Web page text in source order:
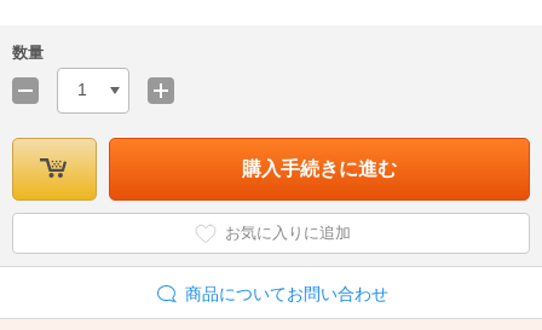
数量
1
購入手続きに進む
お気に入りに追加
商品についてお問い合わせ